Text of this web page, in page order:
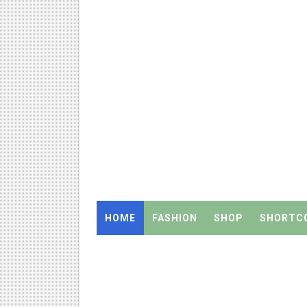
TN Teachers Leave Rules:
Census 2027:
TN Budget Assembly
நாமக்கல் மாவட்டம்: மக்கள்
HOME FASHION SHOP